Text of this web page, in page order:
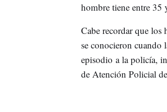
hombre tiene entre 35
Cabe recordar que los
se conocieron cuando
episodio a la policía,
de Atención Policial